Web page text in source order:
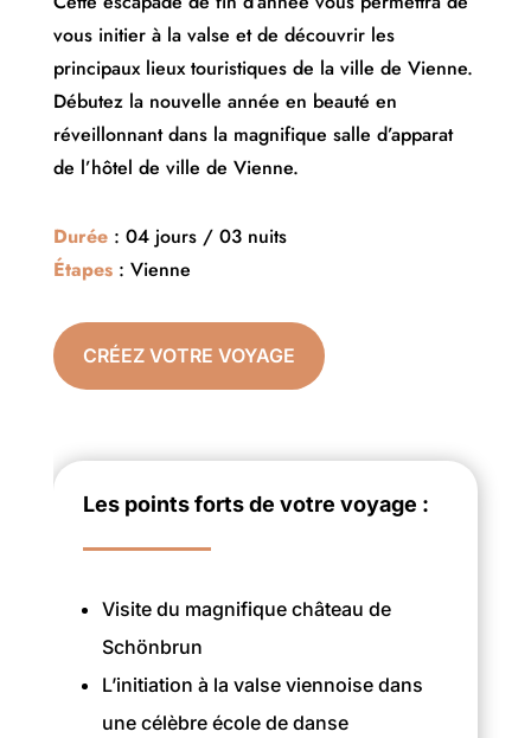
vous initier à la valse et de découvrir les
principaux lieux touristiques de la ville de Vienne.
Débutez la nouvelle année en beauté en
réveillonnant dans la magnifique salle d’apparat
de l’hôtel de ville de Vienne.
Durée: 04 jours / 03 nuits
Étapes : Vienne
CRÉEZ VOTRE VOYAGE
Les points forts de votre voyage :
Visite du magnifique château de
Schönbrun
L’initiation à la valse viennoise dans
une célèbre école de danse